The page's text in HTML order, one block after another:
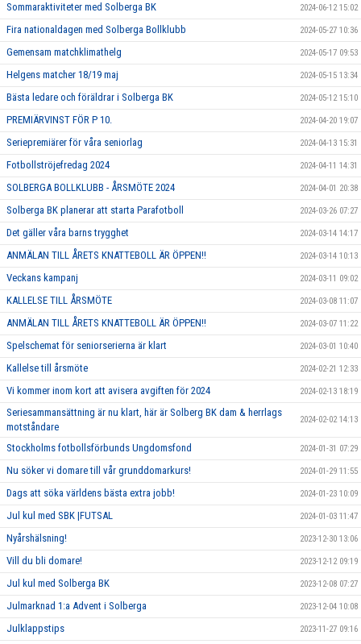
Sommaraktiviteter med Solberga BK 2024-06-12 15:02
Fira nationaldagen med Solberga Bollklubb 2024-05-27 10:36
Gemensam matchklimathelg 2024-05-17 09:53
Helgens matcher 18/19 maj 2024-05-15 13:34
Bästa ledare och föräldrar i Solberga BK 2024-05-12 15:10
PREMIÄRVINST FÖR P 10. 2024-04-20 19:07
Seriepremiärer för våra seniorlag 2024-04-13 15:31
Fotbollströjefredag 2024 2024-04-11 14:31
SOLBERGA BOLLKLUBB - ÅRSMÖTE 2024 2024-04-01 20:38
Solberga BK planerar att starta Parafotboll 2024-03-26 07:27
Det gäller våra barns trygghet 2024-03-14 14:17
ANMÄLAN TILL ÅRETS KNATTEBOLL ÄR ÖPPEN!! 2024-03-14 10:13
Veckans kampanj 2024-03-11 09:02
KALLELSE TILL ÅRSMÖTE 2024-03-08 11:07
ANMÄLAN TILL ÅRETS KNATTEBOLL ÄR ÖPPEN!! 2024-03-07 11:22
Spelschemat för seniorserierna är klart 2024-03-01 10:40
Kallelse till årsmöte 2024-02-21 12:33
Vi kommer inom kort att avisera avgiften för 2024 2024-02-13 18:19
Seriesammansättning är nu klart, här är Solberg BK dam & herrlags
motståndare
2024-02-02 14:13
Stockholms fotbollsförbunds Ungdomsfond 2024-01-31 07:29
Nu söker vi domare till vår grunddomarkurs! 2024-01-29 11:55
Dags att söka världens bästa extra jobb! 2024-01-23 10:09
Jul kul med SBK |FUTSAL 2024-01-03 11:47
Nyårshälsning! 2023-12-30 13:06
Vill du bli domare! 2023-12-12 09:19
Jul kul med Solberga BK 2023-12-08 07:27
Julmarknad 1:a Advent i Solberga 2023-12-04 10:08
Julklappstips 2023-11-27 09:16